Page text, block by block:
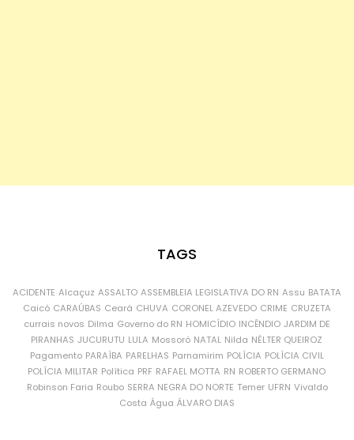
TAGS
ACIDENTE Alcaçuz ASSALTO ASSEMBLEIA LEGISLATIVA DO RN Assu BATATA
Caicó CARAÚBAS Ceará CHUVA CORONEL AZEVEDO CRIME CRUZETA
currais novos Dilma Governo do RN HOMICÍDIO INCÊNDIO JARDIM DE
PIRANHAS JUCURUTU LULA Mossoró NATAL Nilda NÉLTER QUEIROZ
Pagamento PARAÍBA PARELHAS Parnamirim POLÍCIA POLÍCIA CIVIL
POLÍCIA MILITAR Política PRF RAFAEL MOTTA RN ROBERTO GERMANO
Robinson Faria Roubo SERRA NEGRA DO NORTE Temer UFRN Vivaldo
Costa Água ÁLVARO DIAS